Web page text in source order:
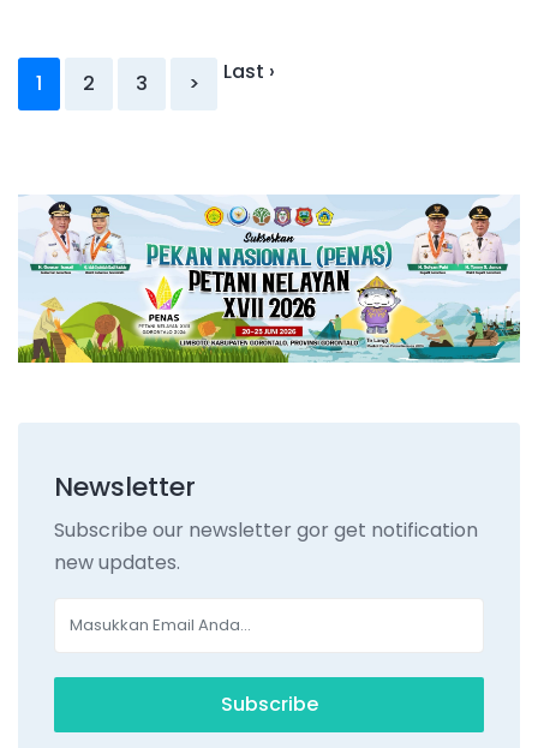
1 2 3 > Last ›
Newsletter
Subscribe our newsletter gor get notification
new updates.
Subscribe